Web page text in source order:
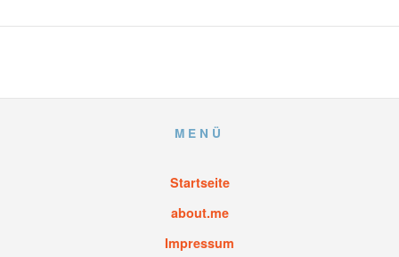
MENÜ
Startseite
about.me
Impressum